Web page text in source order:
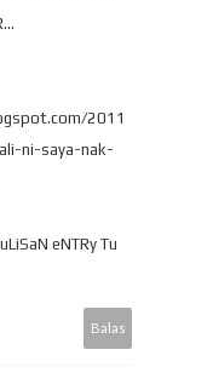
2011
ni-saya-nak-
eNTRy Tu
Balas